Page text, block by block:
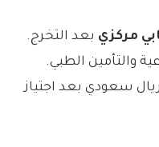
مركزي بعد التخرج.
والتأمين الطبي.
– راتب شهري لا يقل عن 5,500 ريال سعودي بعد اجتياز